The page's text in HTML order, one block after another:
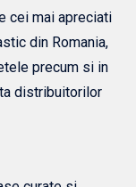
cei mai apreciati
din Romania,
precum si in
distribuitorilor